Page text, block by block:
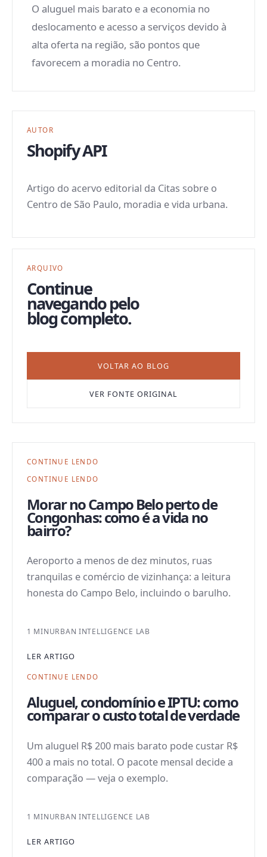
O aluguel mais barato e a economia no
deslocamento e acesso a serviços devido à
alta oferta na região, são pontos que
favorecem a moradia no Centro.
AUTOR
Shopify API
Artigo do acervo editorial da Citas sobre o
Centro de São Paulo, moradia e vida urbana.
ARQUIVO
Continue
navegando pelo
blog completo.
VOLTAR AO BLOG
VER FONTE ORIGINAL
CONTINUE LENDO
CONTINUE LENDO
Morar no Campo Belo perto de
Congonhas: como é a vida no
bairro?
Aeroporto a menos de dez minutos, ruas
tranquilas e comércio de vizinhança: a leitura
honesta do Campo Belo, incluindo o barulho.
1 MINURBAN INTELLIGENCE LAB
LER ARTIGO
CONTINUE LENDO
Aluguel, condomínio e IPTU: como
comparar o custo total de verdade
Um aluguel R$ 200 mais barato pode custar R$
400 a mais no total. O pacote mensal decide a
comparação — veja o exemplo.
1 MINURBAN INTELLIGENCE LAB
LER ARTIGO